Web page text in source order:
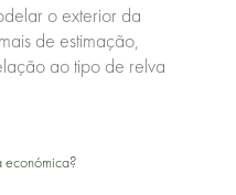
o exterior da
de estimação,
ao tipo de relva